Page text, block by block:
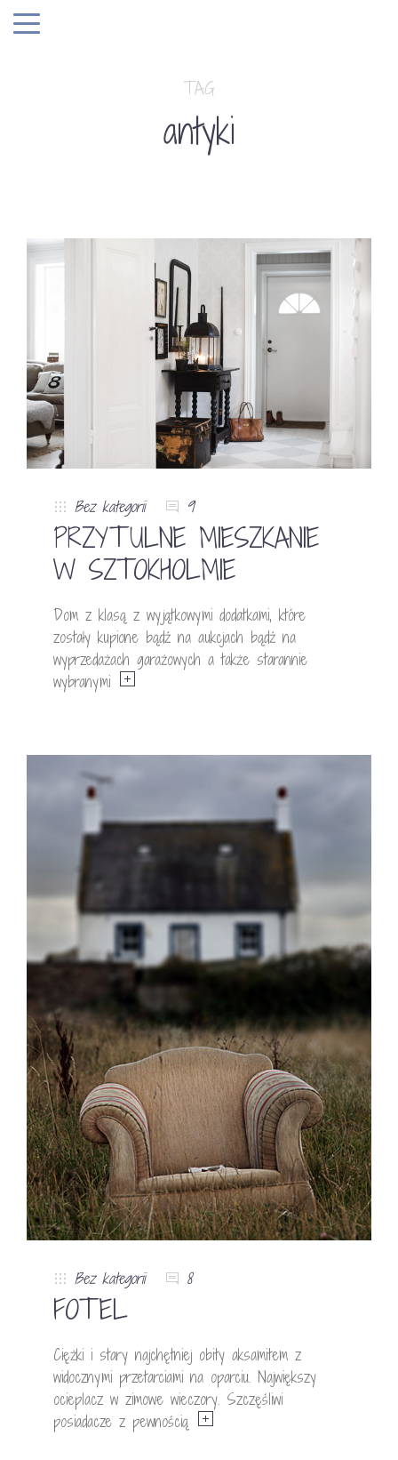
TAG
antyki
Bez kategorii 9
PRZYTULNE MIESZKANIE
W SZTOKHOLMIE
Dom z klasą z wyjątkowymi dodatkami, które
zostały kupione bądź na aukcjach bądź na
wyprzedażach garażowych a także starannie
wybranymi
Bez kategorii 8
FOTEL
Ciężki i stary najchętniej obity aksamitem z
widocznymi przetarciami na oparciu. Największy
ocieplacz w zimowe wieczory. Szczęśliwi
posiadacze z pewnością